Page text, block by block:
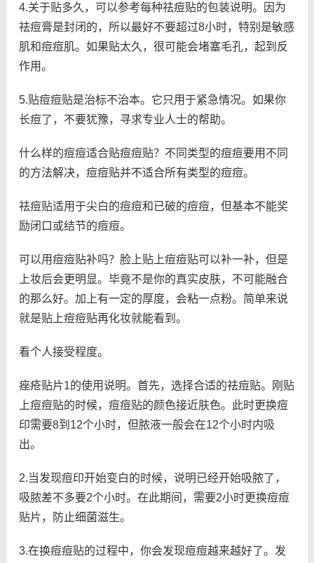
4.关于贴多久，可以参考每种祛痘贴的包装说明。因为
祛痘膏是封闭的，所以最好不要超过8小时，特别是敏感
肌和痘痘肌。如果贴太久，很可能会堵塞毛孔，起到反
作用。
5.贴痘痘贴是治标不治本。它只用于紧急情况。如果你
长痘了，不要犹豫，寻求专业人士的帮助。
什么样的痘痘适合贴痘痘贴？不同类型的痘痘要用不同
的方法解决，痘痘贴并不适合所有类型的痘痘。
祛痘贴适用于尖白的痘痘和已破的痘痘，但基本不能奖
励闭口或结节的痘痘。
可以用痘痘贴补吗？脸上贴上痘痘贴可以补一补，但是
上妆后会更明显。毕竟不是你的真实皮肤，不可能融合
的那么好。加上有一定的厚度，会粘一点粉。简单来说
就是贴上痘痘贴再化妆就能看到。
看个人接受程度。
痤疮贴片1的使用说明。首先，选择合适的祛痘贴。刚贴
上痘痘贴的时候，痘痘贴的颜色接近肤色。此时更换痘
印需要8到12个小时，但脓液一般会在12个小时内吸
出。
2.当发现痘印开始变白的时候，说明已经开始吸脓了，
吸脓差不多要2个小时。在此期间，需要2小时更换痘痘
贴片，防止细菌滋生。
3.在换痘痘贴的过程中，你会发现痘痘越来越好了。发